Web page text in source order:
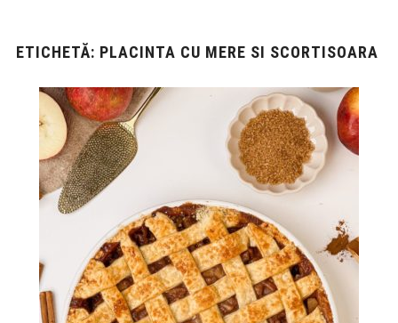
ETICHETĂ: PLACINTA CU MERE SI SCORTISOARA